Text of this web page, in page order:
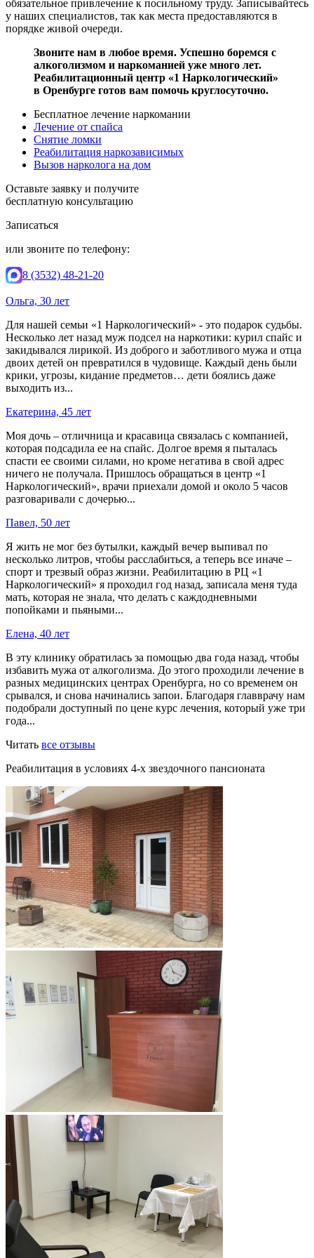
обязательное привлечение к посильному труду. Записывайтесь
у наших специалистов, так как места предоставляются в
порядке живой очереди.
Звоните нам в любое время. Успешно боремся с
алкоголизмом и наркоманией уже много лет.
Реабилитационный центр «1 Наркологический»
в Оренбурге готов вам помочь круглосуточно.
Бесплатное лечение наркомании
Лечение от спайса
Снятие ломки
Реабилитация наркозависимых
Вызов нарколога на дом
Оставьте заявку и получите
бесплатную консультацию
Записаться
или звоните по телефону:
8 (3532) 48-21-20
Ольга, 30 лет
Для нашей семьи «1 Наркологический» - это подарок судьбы.
Несколько лет назад муж подсел на наркотики: курил спайс и
закидывался лирикой. Из доброго и заботливого мужа и отца
двоих детей он превратился в чудовище. Каждый день были
крики, угрозы, кидание предметов… дети боялись даже
выходить из...
Екатерина, 45 лет
Моя дочь – отличница и красавица связалась с компанией,
которая подсадила ее на спайс. Долгое время я пыталась
спасти ее своими силами, но кроме негатива в свой адрес
ничего не получала. Пришлось обращаться в центр «1
Наркологический», врачи приехали домой и около 5 часов
разговаривали с дочерью...
Павел, 50 лет
Я жить не мог без бутылки, каждый вечер выпивал по
несколько литров, чтобы расслабиться, а теперь все иначе –
спорт и трезвый образ жизни. Реабилитацию в РЦ «1
Наркологический» я проходил год назад, записала меня туда
мать, которая не знала, что делать с каждодневными
попойками и пьяными...
Елена, 40 лет
В эту клинику обратилась за помощью два года назад, чтобы
избавить мужа от алкоголизма. До этого проходили лечение в
разных медицинских центрах Оренбурга, но со временем он
срывался, и снова начинались запои. Благодаря главврачу нам
подобрали доступный по цене курс лечения, который уже три
года...
Читать все отзывы
Реабилитация в условиях 4-х звездочного пансионата